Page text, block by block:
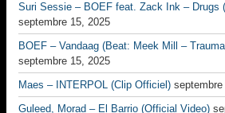
Suri Sessie – BOEF feat. Zack Ink – Drugs
septembre 15, 2025
BOEF – Vandaag (Beat: Meek Mill –
septembre 15, 2025
Maes – INTERPOL (Clip Officiel)
Guleed, Morad – El Barrio (Official Video)